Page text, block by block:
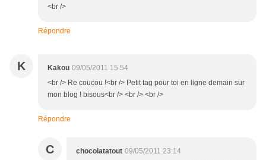
<br />
Répondre
K Kakou 09/05/2011 15:54
<br /> Re coucou !<br /> Petit tag pour toi en ligne demain sur
mon blog ! bisous<br /> <br /> <br />
Répondre
C chocolatatout 09/05/2011 23:14